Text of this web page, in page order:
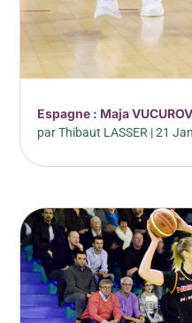
Espagne : Maja
parThibaut LASSER |21